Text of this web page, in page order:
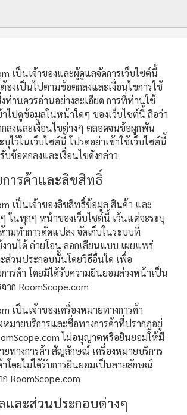
เป็นเจ้าของและผู้ดูแลจัดการเว็บไซต์นี้
องเป็นไปตามข้อตกลงและเงื่อนไขการใช้
ท่านควรอ่านอย่างละเอียด การที่ท่านใช้
ไปดูข้อมูลในหน้าใดๆ ของเว็บไซต์นี้ ถือว่า
ลงและเงื่อนไขต่างๆ ตลอดจนข้อผูกพัน
ไว้ในเว็บไซต์นี้ โปรดอย่าเข้าใช้เว็บไซต์นี้
ข้อตกลงและเงื่อนไขดังกล่าว
การค้าและลิขสิทธิ์
เป็นเจ้าของลิขสิทธิ์ข้อมูล สินค้า และ
ในทุกๆ หน้าของเว็บไซต์นี้ เว้นแต่จะระบุ
ามทำการดัดแปลง จัดเก็บในระบบที่
านได้ ถ่ายโอน ลอกเลียนแบบ เผยแพร่
ส่วนประกอบนั้นโดยวิธีอื่นใด เพื่อ
ารค้า โดยมิได้รับความยินยอมล่วงหน้าเป็น
ก RoomScope.com
เป็นเจ้าของเครื่องหมายทางการค้า
มายบริการและชื่อทางการค้าที่ปรากฏอยู่
ไม่อนุญาตหรือยินยอมให้มี
ยทางการค้า สัญลักษณ์ เครื่องหมายบริการ
โดยไม่ได้รับการยินยอมเป็นลายลักษณ์
RoomScope.com
และส่วนประกอบต่างๆ